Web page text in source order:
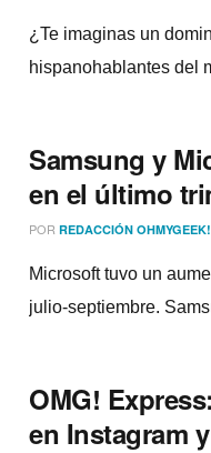
¿Te imaginas un
hispanohablantes del
Samsung y
en el último
POR REDACCIÓN OHMYGEEK!
Microsoft tuvo un
julio-septiembre.
OMG!
en Instagram